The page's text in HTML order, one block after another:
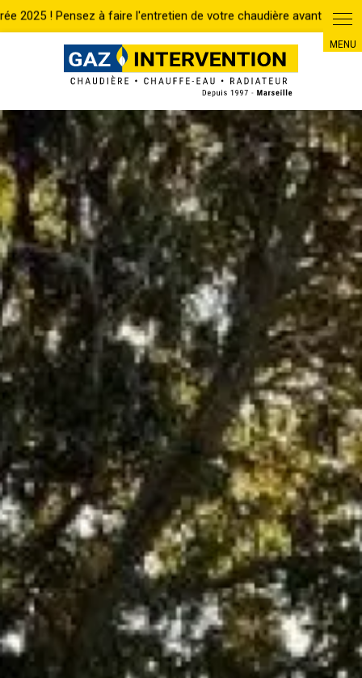
Chauffe-eau Entretien
Pose d'un cumulus ATLANTIC Lineo
extra plat sur Marseille et ses environs
RETOUR